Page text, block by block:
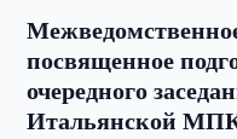
посвященное
очередного
Итальянской